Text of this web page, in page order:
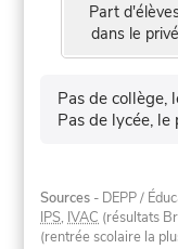
Part
dans le privé
Pas de collège,
Pas de lycée, le
Sources - DEPP /
IPS, IVAC (résultats
(rentrée scolaire la